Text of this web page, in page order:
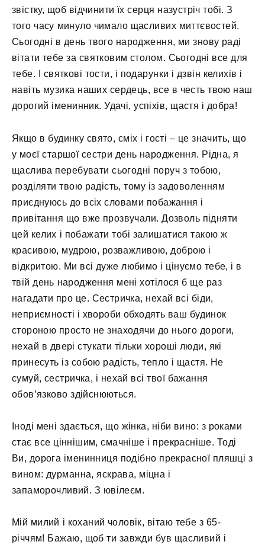
звістку, щоб відчинити їх серця назустріч тобі. З
того часу минуло чимало щасливих миттєвостей.
Сьогодні в день твого народження, ми знову раді
вітати тебе за святковим столом. Сьогодні все для
тебе. І святкові тости, і подарунки і дзвін келихів і
навіть музика наших сердець, все в честь твою наш
дорогий іменинник. Удачі, успіхів, щастя і добра!
Якщо в будинку свято, сміх і гості – це значить, що
у моєї старшої сестри день народження. Рідна, я
щаслива перебувати сьогодні поруч з тобою,
розділяти твою радість, тому із задоволенням
приєднуюсь до всіх словами побажання і
привітання що вже прозвучали. Дозволь підняти
цей келих і побажати тобі залишатися такою ж
красивою, мудрою, розважливою, доброю і
відкритою. Ми всі дуже любимо і цінуємо тебе, і в
твій день народження мені хотілося б ще раз
нагадати про це. Сестричка, нехай всі біди,
неприємності і хвороби обходять ваш будинок
стороною просто не знаходячи до нього дороги,
нехай в двері стукати тільки хороші люди, які
принесуть із собою радість, тепло і щастя. Не
сумуй, сестричка, і нехай всі твої бажання
обов’язково здійснюються.
Іноді мені здається, що жінка, ніби вино: з роками
стає все ціннішим, смачніше і прекрасніше. Тоді
Ви, дорога іменинниця подібно прекрасної пляшці з
вином: дурманна, яскрава, міцна і
запаморочливий. З ювілеєм.
Мій милий і коханий чоловік, вітаю тебе з 65-
річчям! Бажаю, щоб ти завжди був щасливий і